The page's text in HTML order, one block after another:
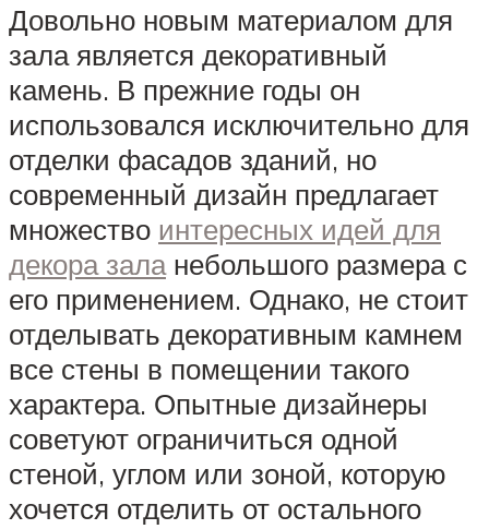
Довольно новым материалом для
зала является декоративный
камень. В прежние годы он
использовался исключительно для
отделки фасадов зданий, но
современный дизайн предлагает
множество интересных идей для
декора заланебольшого размера с
его применением. Однако, не стоит
отделывать декоративным камнем
все стены в помещении такого
характера. Опытные дизайнеры
советуют ограничиться одной
стеной, углом или зоной, которую
хочется отделить от остального